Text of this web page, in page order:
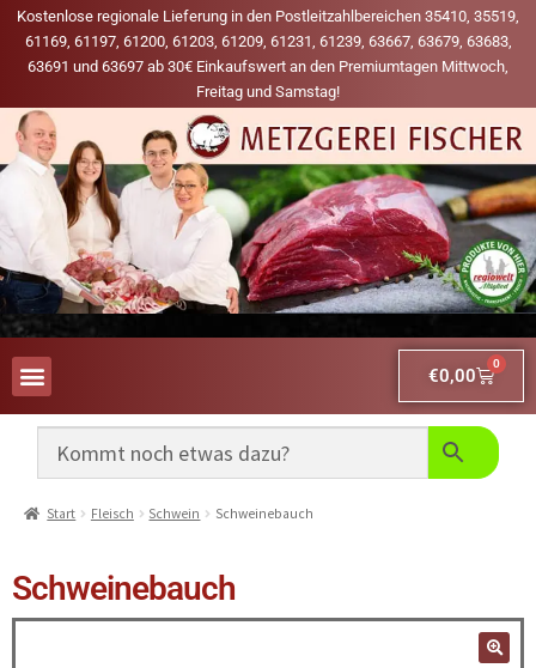
Kostenlose regionale Lieferung in den Postleitzahlbereichen 35410, 35519,
61169, 61197, 61200, 61203, 61209, 61231, 61239, 63667, 63679, 63683,
63691 und 63697 ab 30€ Einkaufswert an den Premiumtagen Mittwoch,
Freitag und Samstag!
€0,00
0
Start Fleisch Schwein Schweinebauch
Schweinebauch